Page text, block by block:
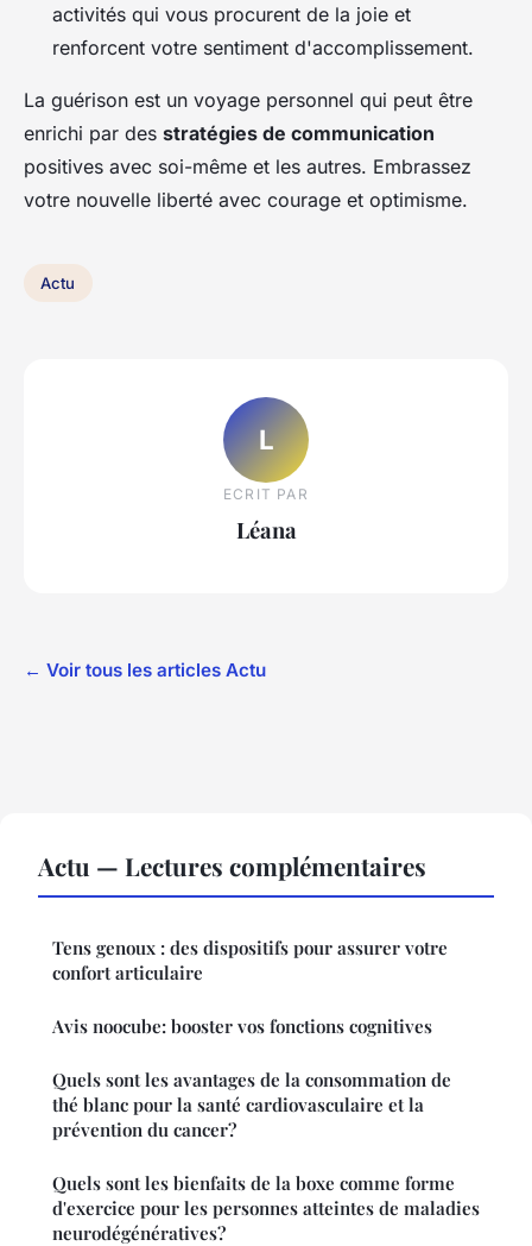
activités qui vous procurent de la joie et
renforcent votre sentiment d'accomplissement.
La guérison est un voyage personnel qui peut être
enrichi par des stratégies de communication
positives avec soi-même et les autres. Embrassez
votre nouvelle liberté avec courage et optimisme.
Actu
L
ECRIT PAR
Léana
← Voir tous les articles Actu
Actu — Lectures complémentaires
Tens genoux : des dispositifs pour assurer votre
confort articulaire
Avis noocube: booster vos fonctions cognitives
Quels sont les avantages de la consommation de
thé blanc pour la santé cardiovasculaire et la
prévention du cancer?
Quels sont les bienfaits de la boxe comme forme
d'exercice pour les personnes atteintes de maladies
neurodégénératives?